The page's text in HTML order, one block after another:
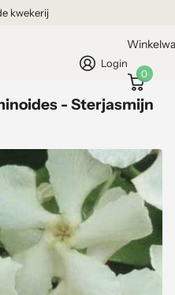
kwekerij
Login
0
- Sterjasmijn